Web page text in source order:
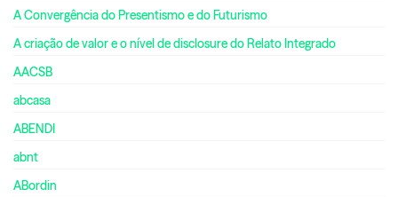
A Convergência do Presentismo e do Futurismo
A criação de valor e o nível de disclosure do Relato Integrado
AACSB
abcasa
ABENDI
abnt
ABordin